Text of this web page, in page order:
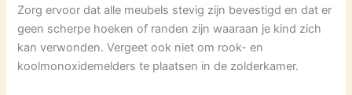
Zorg ervoor dat alle meubels stevig zijn bevestigd en dat er
geen scherpe hoeken of randen zijn waaraan je kind zich
kan verwonden. Vergeet ook niet om rook- en
koolmonoxidemelders te plaatsen in de zolderkamer.